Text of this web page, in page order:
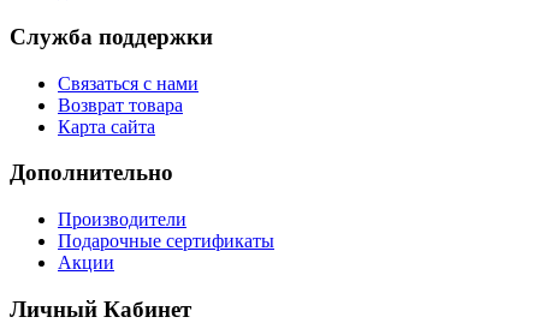
Служба поддержки
Связаться с нами
Возврат товара
Карта сайта
Дополнительно
Производители
Подарочные сертификаты
Акции
Личный Кабинет